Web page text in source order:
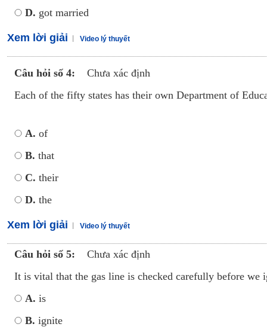
D. got married
Xem lời giải Video lý thuyết
Câu hỏi số 4:
Chưa xác định
Each of the fifty states has their own Department of
A. of
B. that
C. their
D. the
Xem lời giải Video lý thuyết
Câu hỏi số 5:
Chưa xác định
It is vital that the gas line is checked carefully before we
A. is
B. ignite